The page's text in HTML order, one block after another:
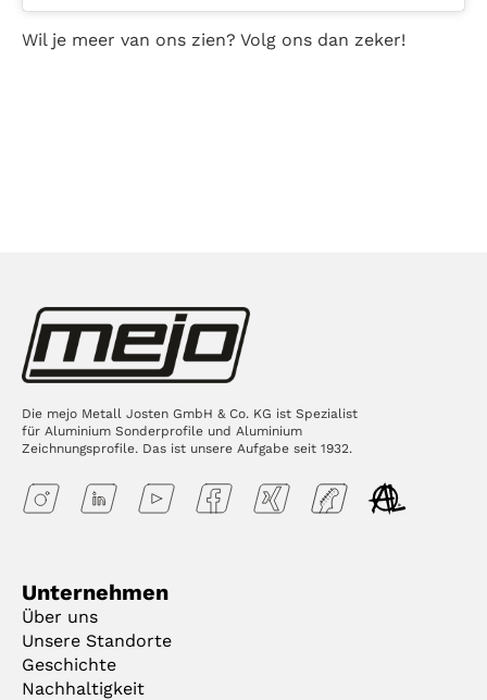
Wil je meer van ons zien? Volg ons dan zeker!
Die mejo Metall Josten GmbH & Co. KG ist Spezialist
für Aluminium Sonderprofile und Aluminium
Zeichnungsprofile. Das ist unsere Aufgabe seit 1932.
Unternehmen
Über uns
Unsere Standorte
Geschichte
Nachhaltigkeit